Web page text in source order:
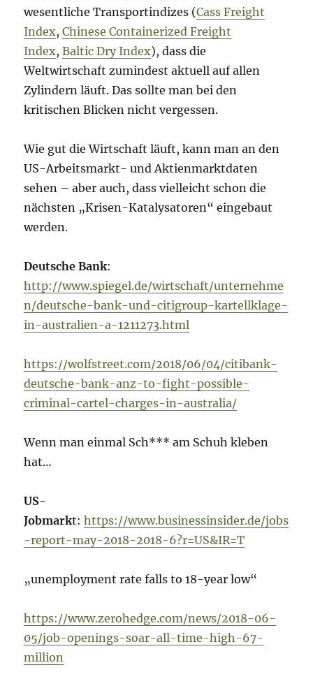
wesentliche Transportindizes (Cass Freight
Index,Chinese Containerized Freight
Index,Baltic Dry Index), dass die
Weltwirtschaft zumindest aktuell auf allen
Zylindern läuft. Das sollte man bei den
kritischen Blicken nicht vergessen.
Wie gut die Wirtschaft läuft, kann man an den
US-Arbeitsmarkt- und Aktienmarktdaten
sehen – aber auch, dass vielleicht schon die
nächsten „Krisen-Katalysatoren“ eingebaut
werden.
Deutsche Bank:
http://www.spiegel.de/wirtschaft/unternehme
n/deutsche-bank-und-citigroup-kartellklage-
in-australien-a-1211273.html
https://wolfstreet.com/2018/06/04/citibank-
deutsche-bank-anz-to-fight-possible-
criminal-cartel-charges-in-australia/
Wenn man einmal Sch*** am Schuh kleben
hat…
US-
Jobmarkt:https://www.businessinsider.de/jobs
-report-may-2018-2018-6?r=US&IR=T
„unemployment rate falls to 18-year low“
https://www.zerohedge.com/news/2018-06-
05/job-openings-soar-all-time-high-67-
million